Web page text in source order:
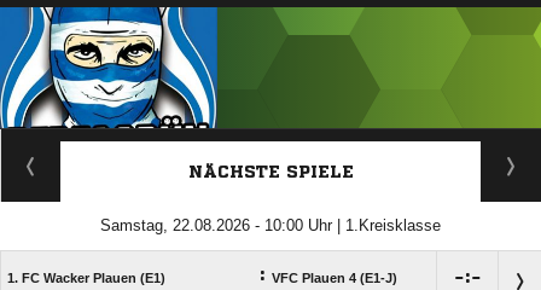
ANZEIGE
NÄCHSTE SPIELE
Samstag, 22.08.2026 - 10:00 Uhr | 1.Kreisklasse
1. FC Wacker Plauen (E1) : VFC Plauen 4 (E1-J) :